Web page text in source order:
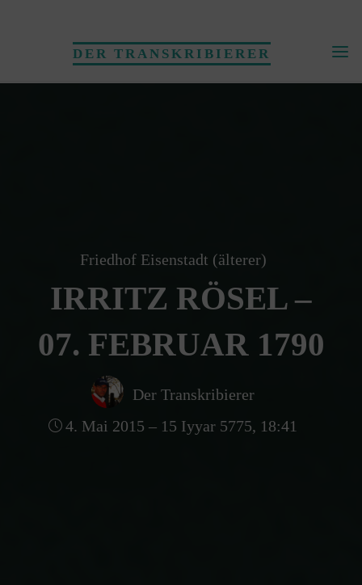
DER TRANSKRIBIERER
Friedhof Eisenstadt (älterer)
IRRITZ RÖSEL –
07. FEBRUAR 1790
Der Transkribierer
4. Mai 2015 – 15 Iyyar 5775, 18:41